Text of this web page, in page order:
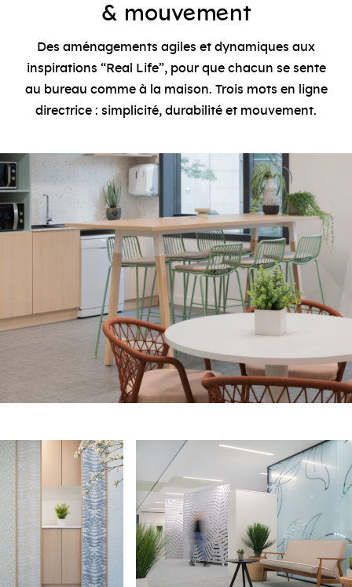
& mouvement
Des aménagements agiles et dynamiques aux
inspirations “Real Life”, pour que chacun se sente
au bureau comme à la maison. Trois mots en ligne
directrice : simplicité, durabilité et mouvement.